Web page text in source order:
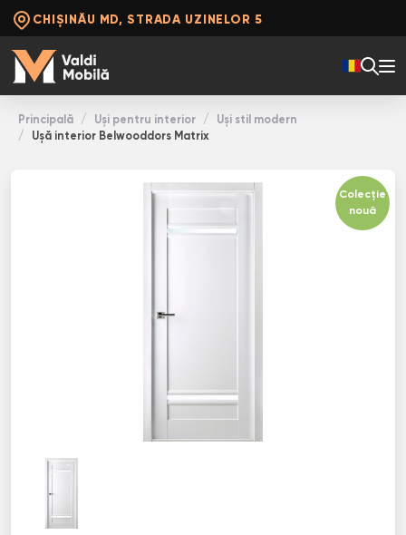
CHIȘINĂU MD, STRADA UZINELOR 5
Principală Uși pentru interior
Uși stil modern
Ușă interior Belwooddors Matrix
Colecție
nouă